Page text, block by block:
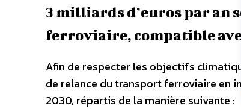
3 milliards d’euros par an
ferroviaire, compatible
Afin de respecter les objectifs
de relance du transport ferroviaire en
2030, répartis de la manière suivante :